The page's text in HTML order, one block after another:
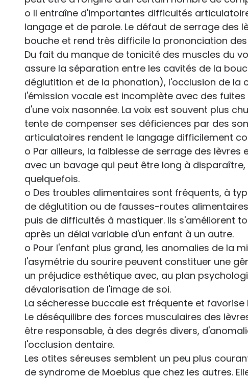
o Il entraîne d'importantes difficultés
langage et de parole. Le défaut de serrage des
bouche et rend très difficile la prononciation
Du fait du manque de tonicité des muscles du
assure la séparation entre les cavités de la
déglutition et de la phonation), l'occlusion de la
l'émission vocale est incomplète avec des
d'une voix nasonnée. La voix est souvent plus
tente de compenser ses déficiences par des
articulatoires rendent le langage difficilement
o Par ailleurs, la faiblesse de serrage des lèvres
avec un bavage qui peut être long à
quelquefois.
o Des troubles alimentaires sont fréquents, à
de déglutition ou de fausses-routes
puis de difficultés à mastiquer. Ils s'améliorent
après un délai variable d'un enfant à un autre.
o Pour l'enfant plus grand, les anomalies de la
l'asymétrie du sourire peuvent constituer une
un préjudice esthétique avec, au plan
dévalorisation de l'image de soi.
La sécheresse buccale est fréquente et
Le déséquilibre des forces musculaires des
être responsable, à des degrés divers,
l'occlusion dentaire.
Les otites séreuses semblent un peu plus
de syndrome de Moebius que chez les autres.